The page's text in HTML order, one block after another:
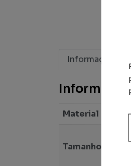
Informação
Material
Tamanho